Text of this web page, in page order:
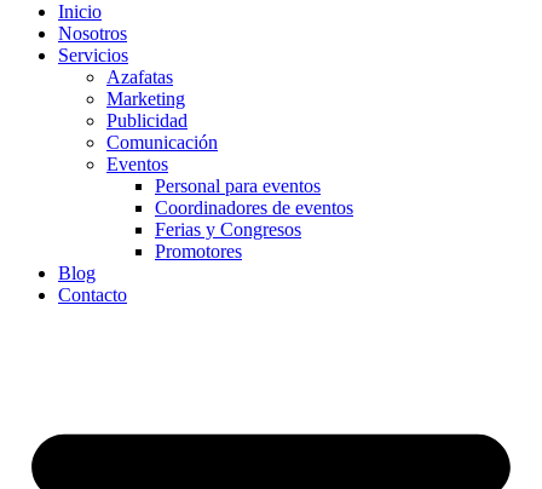
Inicio
Nosotros
Servicios
Azafatas
Marketing
Publicidad
Comunicación
Eventos
Personal para eventos
Coordinadores de eventos
Ferias y Congresos
Promotores
Blog
Contacto